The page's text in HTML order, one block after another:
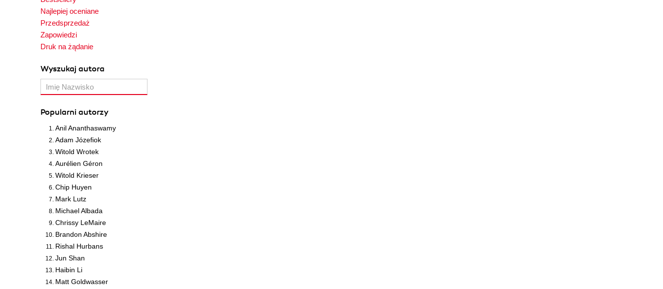
Najlepiej oceniane
Przedsprzedaż
Zapowiedzi
Druk na żądanie
Wyszukaj autora
Popularni autorzy
Anil Ananthaswamy
Adam Józefiok
Witold Wrotek
Aurélien Géron
Witold Krieser
Chip Huyen
Mark Lutz
Michael Albada
Chrissy LeMaire
Brandon Abshire
Rishal Hurbans
Jun Shan
Haibin Li
Matt Goldwasser